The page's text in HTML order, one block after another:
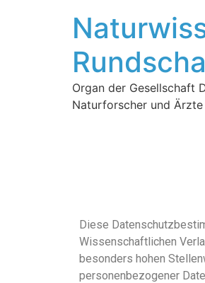
Organ der Gesellschaft
Naturforscher und Ärzte
Diese
Wissenschaftlichen
besonders hohen
personenbezogener